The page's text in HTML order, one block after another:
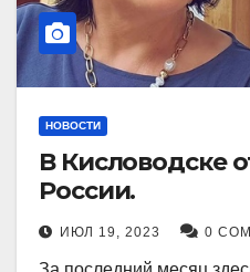
НОВОСТИ
В Кисловодске
России.
ИЮЛ 19, 2023 0